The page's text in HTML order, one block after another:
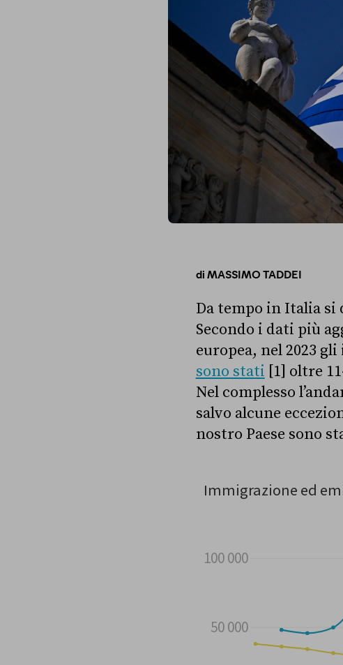
diMASSIMO TADDEI
Da tempo in Italia si
Secondo i dati più
europea, nel 2023
sono stati [1] oltre
Nel complesso
salvo alcune
nostro Paese sono